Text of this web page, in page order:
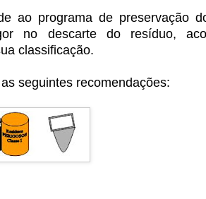
ao programa de preservação
no descarte do resíduo,
classificação.
seguintes recomendações: